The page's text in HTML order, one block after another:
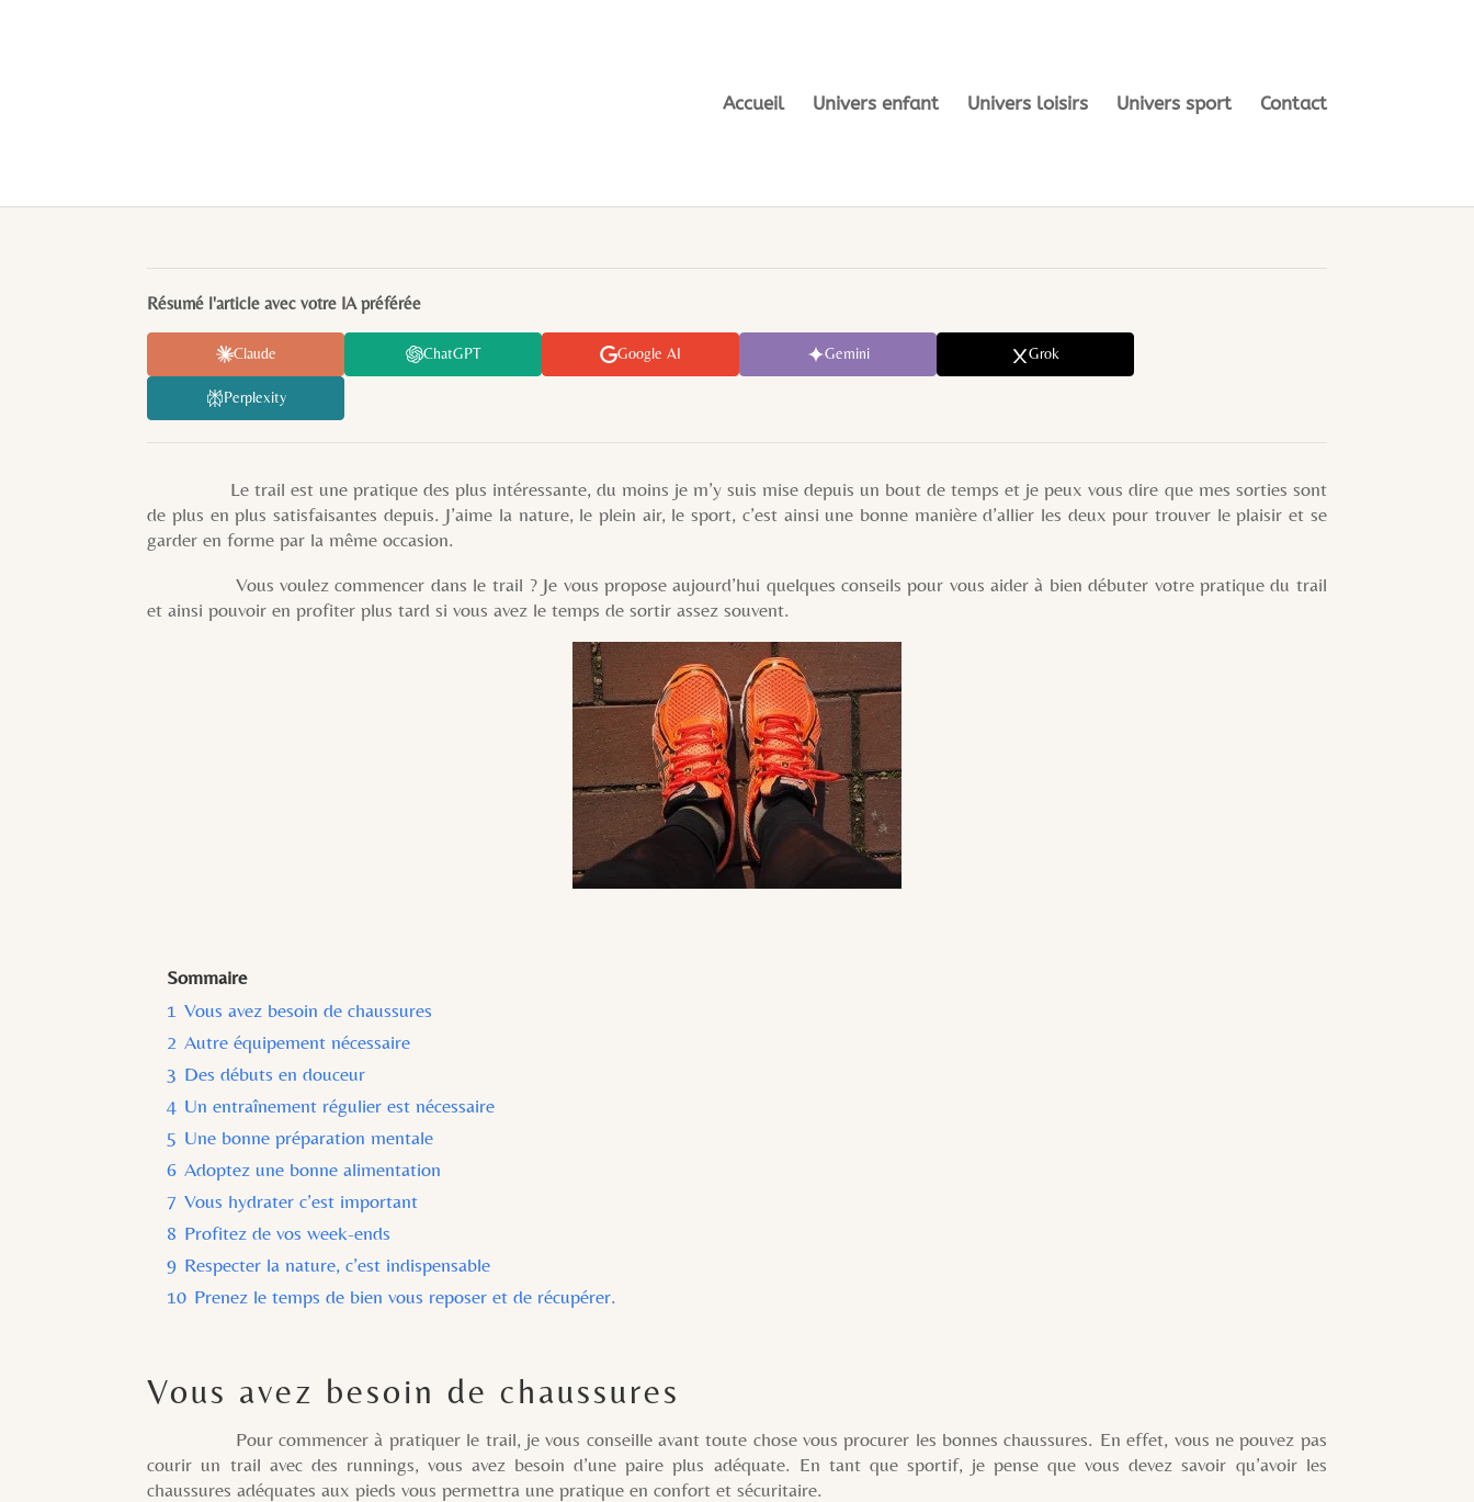
Accueil Univers enfant Univers loisirs Univers sport Contact
Résumé l'article avec votre IA préférée
Claude ChatGPT Google AI Gemini Grok
Perplexity
Le trail est une pratique des plus intéressante, du moins je m’y suis mise depuis un bout de temps et je peux vous dire que mes sorties sont
de plus en plus satisfaisantes depuis. J’aime la nature, le plein air, le sport, c’est ainsi une bonne manière d’allier les deux pour trouver le plaisir et se
garder en forme par la même occasion.
Vous voulez commencer dans le trail ? Je vous propose aujourd’hui quelques conseils pour vous aider à bien débuter votre pratique du trail
et ainsi pouvoir en profiter plus tard si vous avez le temps de sortir assez souvent.
Sommaire
1 Vous avez besoin de chaussures
2 Autre équipement nécessaire
3 Des débuts en douceur
4 Un entraînement régulier est nécessaire
5 Une bonne préparation mentale
6 Adoptez une bonne alimentation
7 Vous hydrater c’est important
8 Profitez de vos week-ends
9 Respecter la nature, c’est indispensable
10 Prenez le temps de bien vous reposer et de récupérer.
Vous avez besoin de chaussures
Pour commencer à pratiquer le trail, je vous conseille avant toute chose vous procurer les bonnes chaussures. En effet, vous ne pouvez pas
courir un trail avec des runnings, vous avez besoin d’une paire plus adéquate. En tant que sportif, je pense que vous devez savoir qu’avoir les
chaussures adéquates aux pieds vous permettra une pratique en confort et sécuritaire.